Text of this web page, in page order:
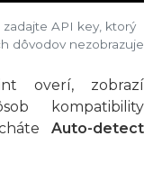
API key, ktorý
dôvodov nezobrazuje
overí, zobrazí
kompatibility
Auto-detect